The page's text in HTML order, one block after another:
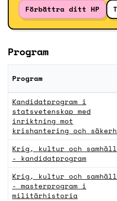
Förbättra ditt HP
Program
Program
Kandidatprogram i
statsvetenskap med
inriktning mot
krishantering och
Krig, kultur och
- kandidatprogram
Krig, kultur och
- masterprogram i
militärhistoria